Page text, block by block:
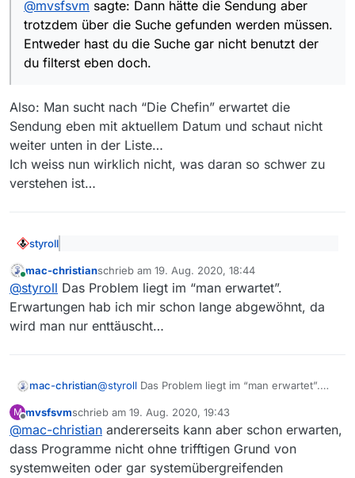
ausgegangen, dass ich die Sendung unter dem
Datum 15.08.2020 21.45 angezeigt bekomme.
Dann hätte die Sendung aber trotzdem über die
Suche gefunden werden müssen. Entweder hast du
die Suche gar nicht benutzt oder du filterst eben
doch.
@mvsfsvm sagte: Dann hätte die Sendung aber
trotzdem über die Suche gefunden werden müssen.
Entweder hast du die Suche gar nicht benutzt der
du filterst eben doch.
Also: Man sucht nach “Die Chefin” erwartet die
Sendung eben mit aktuellem Datum und schaut nicht
weiter unten in der Liste…
Ich weiss nun wirklich nicht, was daran so schwer zu
verstehen ist…
styroll
trotzdem über die Suche gefunden werden
müssen. Entweder hast du die Suche gar nicht
benutzt der du filterst eben doch.
Also: Man sucht nach “Die Chefin” erwartet die
Sendung eben mit aktuellem Datum und schaut nicht
weiter unten in der Liste…
Ich weiss nun wirklich nicht, was daran so schwer zu
Online
mac-christianschrieb am 19. Aug. 2020, 18:44
zuletzt editiert von
@styroll Das Problem liegt im “man erwartet”.
Erwartungen hab ich mir schon lange abgewöhnt, da
wird man nur enttäuscht…
mac-christian@styroll Das Problem liegt im “man erwartet”.
abgewöhnt, da wird man nur enttäuscht…
M mvsfsvmschrieb am 19. Aug. 2020, 19:43
zuletzt editiert von
@mac-christian andererseits kann aber schon erwarten,
dass Programme nicht ohne trifftigen Grund von
systemweiten oder gar systemübergreifenden